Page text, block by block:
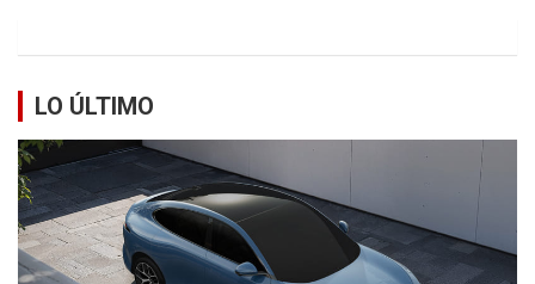
LO ÚLTIMO